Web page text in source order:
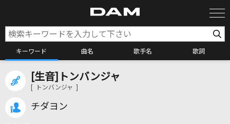
キーワード 曲名 歌手名 歌詞
カラオケ検索
[生音]トンバンジャ
[ トンバンジャ ]
チダヨン